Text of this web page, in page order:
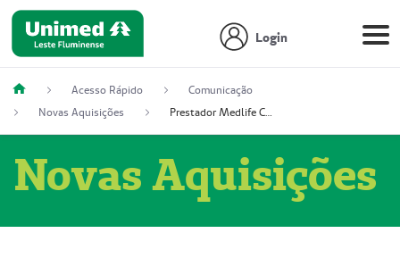
Login
Acesso Rápido
Comunicação
Novas Aquisições
Prestador Medlife Consultas e Diagnósticos (51004334-2)
Novas Aquisições